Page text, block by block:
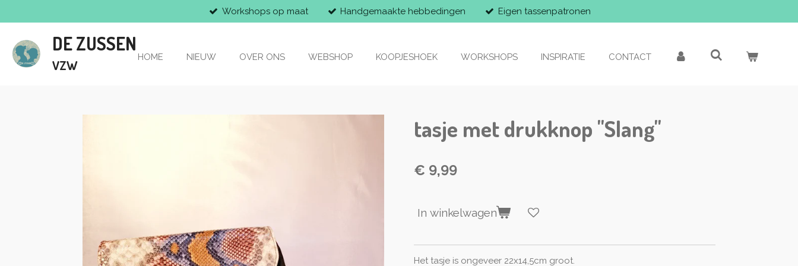
direct
de
hoofdinhoud
Workshops op maat Handgemaakte hebbedingen Eigen tassenpatronen
DE ZUSSEN
VZW HOME NIEUW OVER ONS WEBSHOP KOOPJESHOEK WORKSHOPS INSPIRATIE CONTACT
tasje met drukknop "Slang"
€ 9,99
In winkelwagen
Het tasje is ongeveer 22x14,5cm groot.